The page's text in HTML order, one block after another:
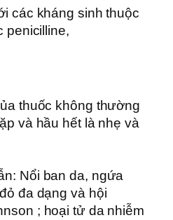
các kháng sinh thuộc
penicilline,
thuốc không thường
và hầu hết là nhẹ và
Nổi ban da, ngứa
đa dạng và hội
; hoại tử da nhiễm